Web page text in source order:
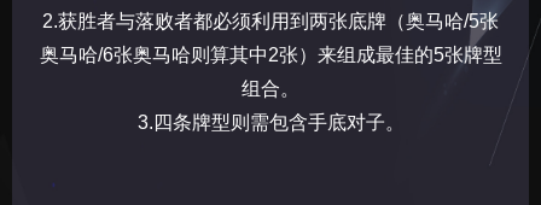
2.获胜者与落败者都必须利用到两张底牌（奥马哈/5张
奥马哈/6张奥马哈则算其中2张）来组成最佳的5张牌型
组合。
3.四条牌型则需包含手底对子。